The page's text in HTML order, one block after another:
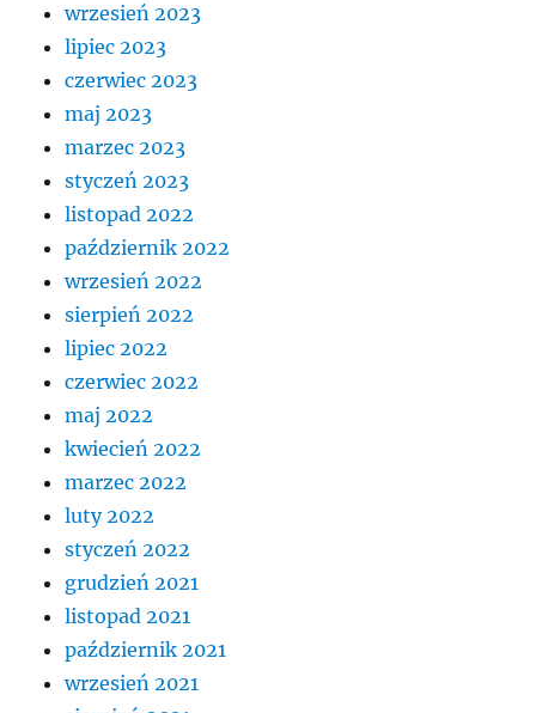
wrzesień 2023
lipiec 2023
czerwiec 2023
maj 2023
marzec 2023
styczeń 2023
listopad 2022
październik 2022
wrzesień 2022
sierpień 2022
lipiec 2022
czerwiec 2022
maj 2022
kwiecień 2022
marzec 2022
luty 2022
styczeń 2022
grudzień 2021
listopad 2021
październik 2021
wrzesień 2021